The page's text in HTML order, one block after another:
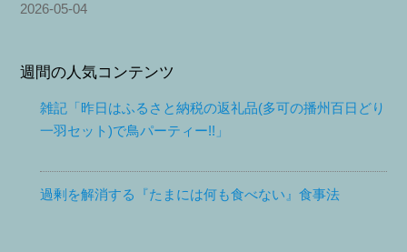
2026-05-04
週間の人気コンテンツ
雑記「昨日はふるさと納税の返礼品(多可の播州百日どり
一羽セット)で鳥パーティー!!」
過剰を解消する『たまには何も食べない』食事法